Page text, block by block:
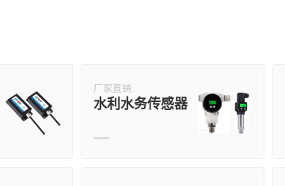
厂家直销
水利水务传感器